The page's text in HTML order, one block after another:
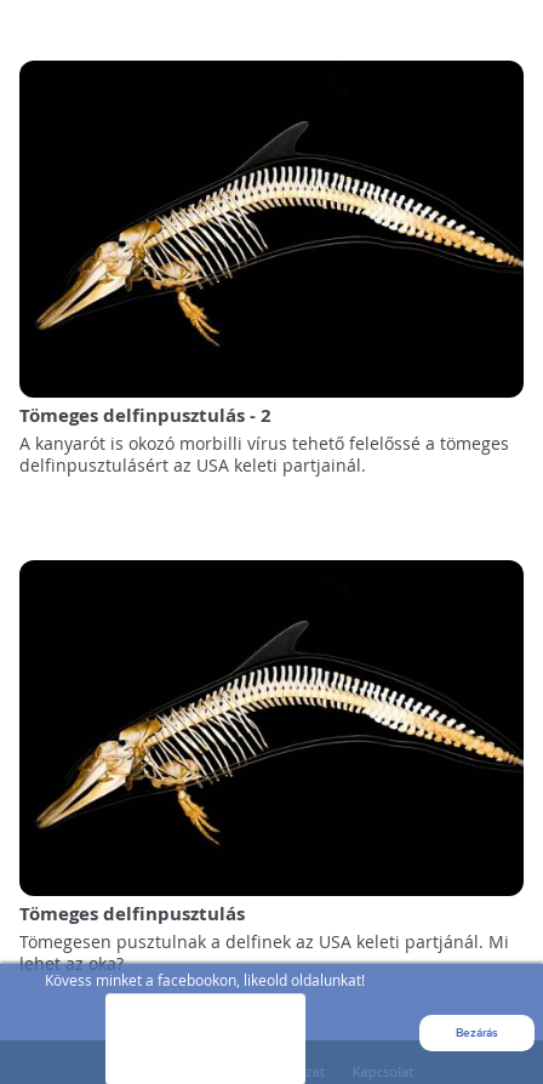
Kövess minket a facebookon, likeold oldalunkat!
Bezárás
Tömeges delfinpusztulás - 2
A kanyarót is okozó morbilli vírus tehető felelőssé a tömeges
delfinpusztulásért az USA keleti partjainál.
Tömeges delfinpusztulás
Tömegesen pusztulnak a delfinek az USA keleti partjánál. Mi
lehet az oka?